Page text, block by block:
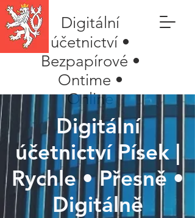
Digitální
účetnictví •
Bezpapírové •
Ontime •
Online
Digitální
účetnictví Písek |
Rychle • Přesně •
Digitálně